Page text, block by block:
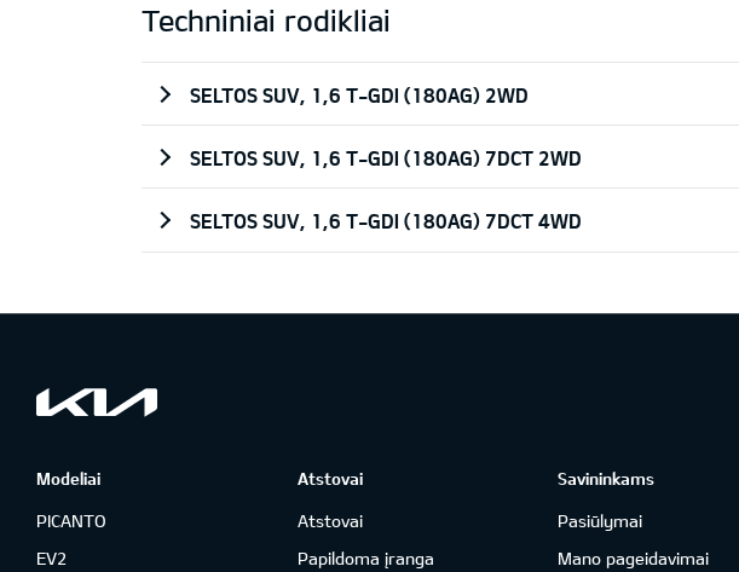
Techniniai rodikliai
SELTOS SUV, 1,6 T-GDI (180AG) 2WD
SELTOS SUV, 1,6 T-GDI (180AG) 7DCT 2WD
SELTOS SUV, 1,6 T-GDI (180AG) 7DCT 4WD
Modeliai
PICANTO
EV2
Atstovai
Atstovai
Papildoma įranga
Savininkams
Pasiūlymai
Mano pageidavimai